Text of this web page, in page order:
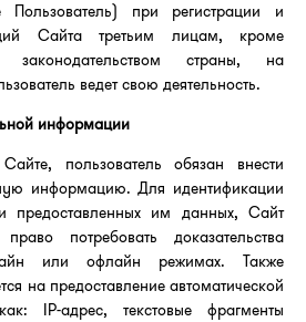
Пользователь) при регистрации и
Сайта третьим лицам, кроме
законодательством страны, на
ведет свою деятельность.
информации
пользователь обязан внести
информацию. Для идентификации
предоставленных им данных, Сайт
потребовать доказательства
или офлайн режимах. Также
на предоставление автоматической
IP-адрес, текстовые фрагменты